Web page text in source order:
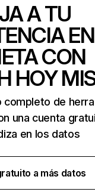
A TU
CON
HOY
completo de
una cuenta
en los datos
a más datos